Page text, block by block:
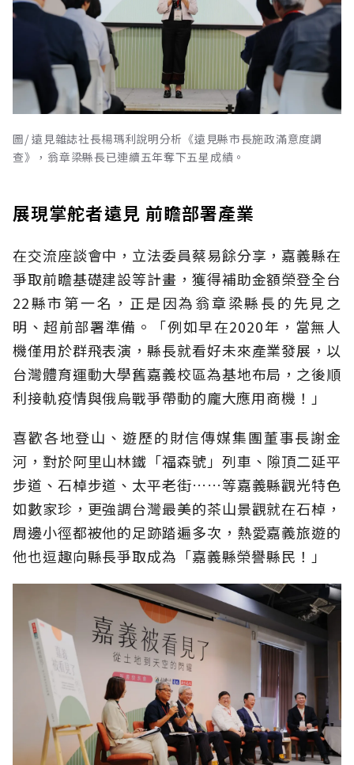
圖/ 遠見雜誌社長楊瑪利說明分析《遠見縣市長施政滿意度調
查》，翁章梁縣長已連續五年奪下五星成績。
展現掌舵者遠見 前瞻部署產業
在交流座談會中，立法委員蔡易餘分享，嘉義縣在
爭取前瞻基礎建設等計畫，獲得補助金額榮登全台
22縣市第一名，正是因為翁章梁縣長的先見之
明、超前部署準備。「例如早在2020年，當無人
機僅用於群飛表演，縣長就看好未來產業發展，以
台灣體育運動大學舊嘉義校區為基地布局，之後順
利接軌疫情與俄烏戰爭帶動的龐大應用商機！」
喜歡各地登山、遊歷的財信傳媒集團董事長謝金
河，對於阿里山林鐵「福森號」列車、隙頂二延平
步道、石棹步道、太平老街……等嘉義縣觀光特色
如數家珍，更強調台灣最美的茶山景觀就在石棹，
周邊小徑都被他的足跡踏遍多次，熱愛嘉義旅遊的
他也逗趣向縣長爭取成為「嘉義縣榮譽縣民！」